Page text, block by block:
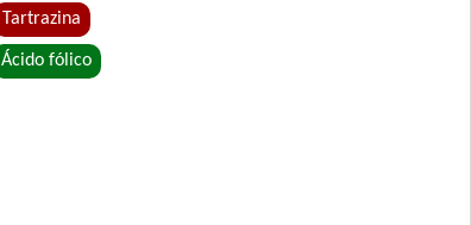
Tartrazina
Ácido fólico